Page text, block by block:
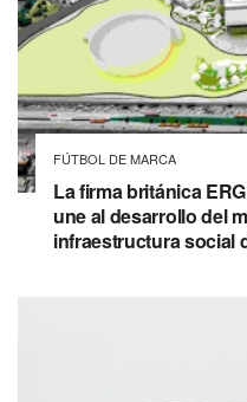
FÚTBOL DE MARCA
La firma británica
une al desarrollo del
infraestructura social